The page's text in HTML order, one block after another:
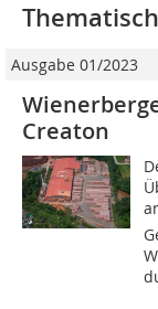
Ausgabe 01/2023
Creaton